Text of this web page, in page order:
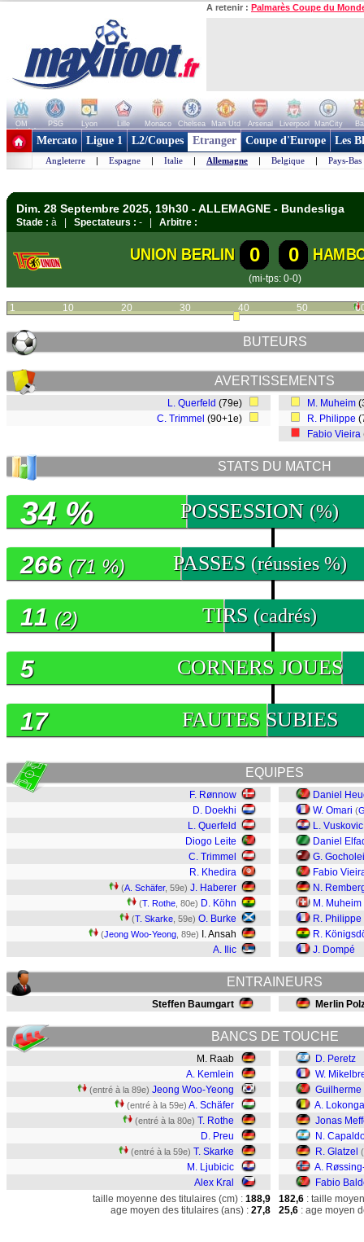
A retenir : Palmarès Coupe du
OM PSG Lyon Lille Monaco Chelsea Man Utd Arsenal Liverpool ManCity
+ de clubs
Mercato Ligue 1 L2/Coupes Etranger Coupe d'Europe Les
Angleterre | Espagne | Italie | Allemagne | Belgique | Pays-Bas
Dim. 28 Septembre 2025, 19h30 - ALLEMAGNE - Bundesliga
Stade : à | Spectateurs : - | Arbitre :
UNION BERLIN 0 0
(mi-tps: 0-0)
1 10 20 30 40 50
BUTEURS
AVERTISSEMENTS
L. Querfeld (79e)
C. Trimmel (90+1e)
M. Muheim
R. Philippe
Fabio Vieira
STATS DU MATCH
POSSESSION (%)
34 %
PASSES (réussies %)
266 (71 %)
TIRS (cadrés)
11 (2)
CORNERS JOUES
5
FAUTES SUBIES
17
EQUIPES
F. Rønnow
D. Doekhi
L. Querfeld
Diogo Leite
C. Trimmel
R. Khedira
(A. Schäfer, 59e) J. Haberer
(T. Rothe , 80e) D. Köhn
(T. Skarke , 59e) O. Burke
(Jeong Woo-Yeong , 89e)
I. Ansah
A. Ilic
Daniel
W. Omari (
L. Vuskovic
Daniel
G.
Fabio
N.
M. Muheim
R. Philippe
R.
J. Dompé
ENTRAINEURS
Steffen Baumgart Merlin
BANCS DE TOUCHE
M. Raab
A. Kemlein
(entré à la 89e) Jeong Woo-Yeong
(entré à la 59e) A. Schäfer
(entré à la 80e) T. Rothe
D. Preu
(entré à la 59e) T. Skarke
M. Ljubicic
Alex Kral
D. Peretz
W.
Guilherme
A. Lokonga
Jonas
N.
R. Glatzel
A.
Fabio
taille moyenne des titulaires (cm) : 188,9
age moyen des titulaires (ans) : 27,8
182,6 : taille
25,6 : age moyen